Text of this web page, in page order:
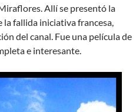
Allí se presentó la
la fallida iniciativa francesa,
del canal. Fue una película de
e interesante.